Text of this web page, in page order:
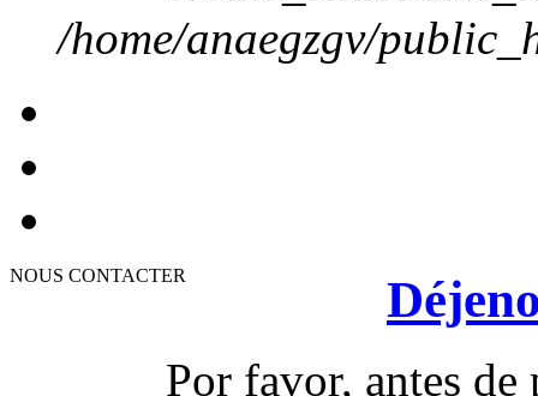
/home/anaegzgv/
NOUS CONTACTER
Por favor, antes